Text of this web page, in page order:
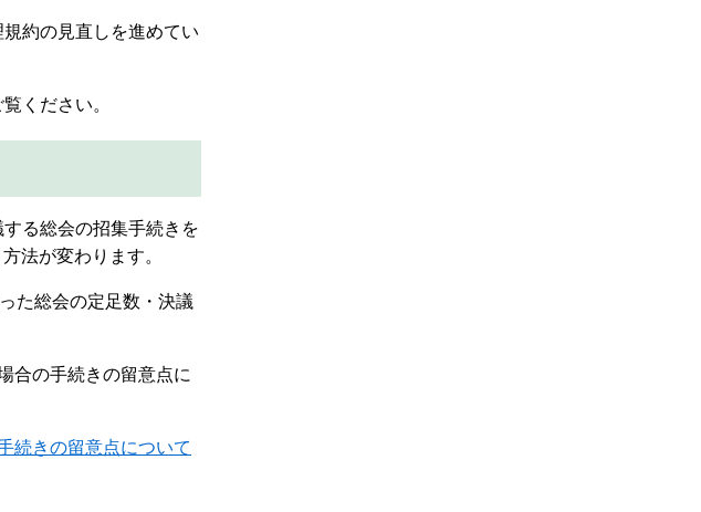
約の見直しを進めてい
覧ください。
る総会の招集手続きを
法が変わります。
た総会の定足数・決議
合の手続きの留意点に
続きの留意点について